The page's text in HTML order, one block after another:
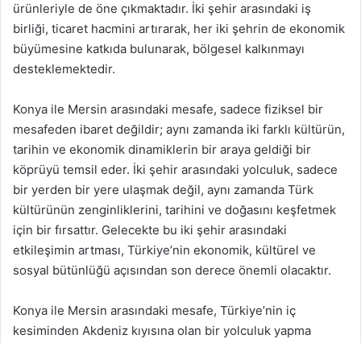
ürünleriyle de öne çıkmaktadır. İki şehir arasındaki iş
birliği, ticaret hacmini artırarak, her iki şehrin de ekonomik
büyümesine katkıda bulunarak, bölgesel kalkınmayı
desteklemektedir.
Konya ile Mersin arasındaki mesafe, sadece fiziksel bir
mesafeden ibaret değildir; aynı zamanda iki farklı kültürün,
tarihin ve ekonomik dinamiklerin bir araya geldiği bir
köprüyü temsil eder. İki şehir arasındaki yolculuk, sadece
bir yerden bir yere ulaşmak değil, aynı zamanda Türk
kültürünün zenginliklerini, tarihini ve doğasını keşfetmek
için bir fırsattır. Gelecekte bu iki şehir arasındaki
etkileşimin artması, Türkiye’nin ekonomik, kültürel ve
sosyal bütünlüğü açısından son derece önemli olacaktır.
Konya ile Mersin arasındaki mesafe, Türkiye’nin iç
kesiminden Akdeniz kıyısına olan bir yolculuk yapma